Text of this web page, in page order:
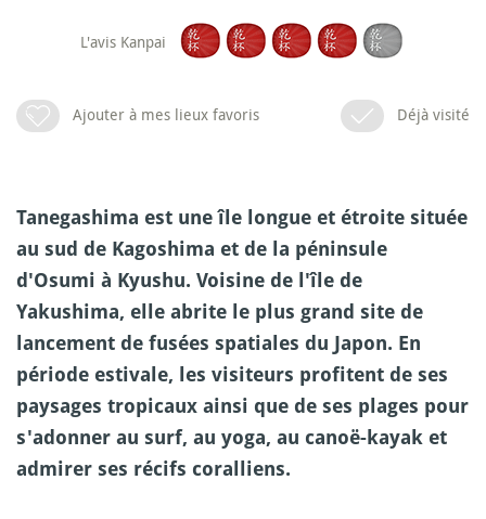
L'avis Kanpai
Ajouter à mes lieux favoris Déjà visité
Tanegashima est une île longue et étroite située
au sud de Kagoshima et de la péninsule
d'Osumi à Kyushu. Voisine de l'île de
Yakushima, elle abrite le plus grand site de
lancement de fusées spatiales du Japon. En
période estivale, les visiteurs profitent de ses
paysages tropicaux ainsi que de ses plages pour
s'adonner au surf, au yoga, au canoë-kayak et
admirer ses récifs coralliens.